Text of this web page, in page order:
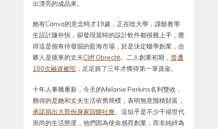
出漂亮的成品來。
她有Canva的意念時才19歲，正在唸大學，課餘教學
生設計賺外快，卻發現當時的設計軟件都很難上手，覺
得這是個有待發掘的藍海市場，於是決定輟學創業，合
夥人是後來的丈夫Cliff Obrecht。二人創業初期， 曾遭
100次融資被拒 ，足足捱了三年才獲得第一筆資金。
十年人事幾番新，今天的Melanie Perkins名利雙收，
難得的是她和丈夫生活依舊簡樸，表明無意囤積財富，
承諾捐出大部份身家回饋社會。這似乎是不少千禧世代
祟尚的生活態度，他們因為使命感而創業，而非純綷為